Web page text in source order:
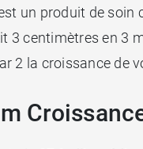
un produit de soin
3 centimètres en 3
2 la croissance de